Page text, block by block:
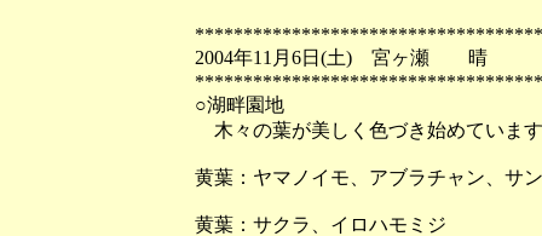
2004年11月6日(土) 宮ヶ瀬 晴
○湖畔園地
木々の葉が美しく色づき始めていま
黄葉：ヤマノイモ、アブラチャン、サ
黄葉：サクラ、イロハモミジ